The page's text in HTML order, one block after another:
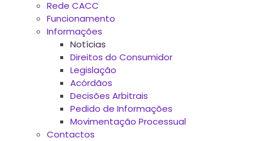
Rede CACC
Funcionamento
Informações
Notícias
Direitos do Consumidor
Legislação
Acórdãos
Decisões Arbitrais
Pedido de Informações
Movimentação Processual
Contactos